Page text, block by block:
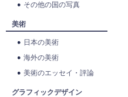
その他の国の写真
美術
日本の美術
海外の美術
美術のエッセイ・評論
グラフィックデザイン